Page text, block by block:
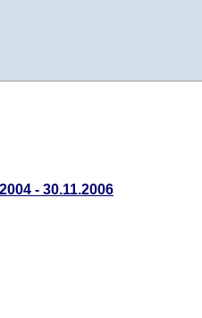
- 30.11.2006